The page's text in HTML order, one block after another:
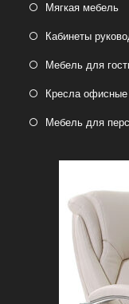
Мягкая мебель
Кабинеты
Мебель для
Кресла офисные
Мебель для